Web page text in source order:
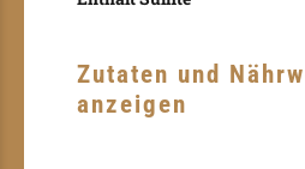
Zutaten und
anzeigen